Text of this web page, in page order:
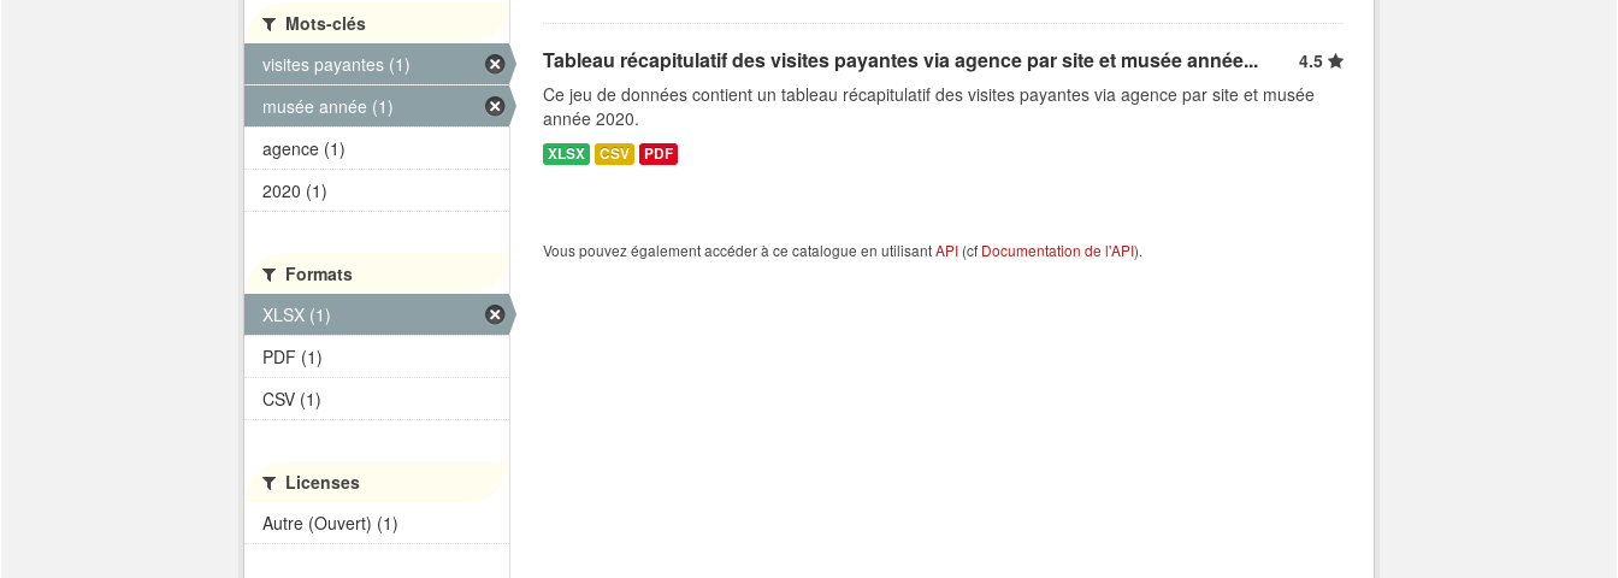
Tableau récapitulatif des visites payantes via agence par site et musée année...
4.5
Ce jeu de données contient un tableau récapitulatif des visites payantes via agence par site et musée
année 2020.
XLSX CSV PDF
Vous pouvez également accéder à ce catalogue en utilisantAPI (cf Documentation de l'API).
Mots-clés
visites payantes (1)
musée année (1)
agence (1)
2020 (1)
Formats
XLSX (1)
PDF (1)
CSV (1)
Licenses
Autre (Ouvert) (1)